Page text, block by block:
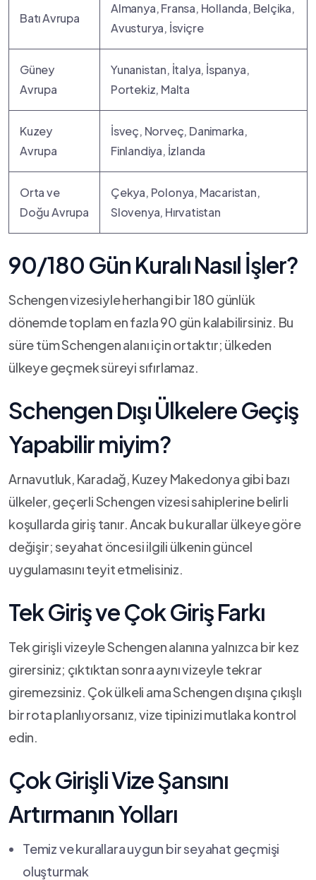
Batı Avrupa
Almanya, Fransa, Hollanda, Belçika,
Avusturya, İsviçre
Güney
Avrupa
Yunanistan, İtalya, İspanya,
Portekiz, Malta
Kuzey
Avrupa
İsveç, Norveç, Danimarka,
Finlandiya, İzlanda
Orta ve
Doğu Avrupa
Çekya, Polonya, Macaristan,
Slovenya, Hırvatistan
90/180 Gün Kuralı Nasıl İşler?
Schengen vizesiyle herhangi bir 180 günlük
dönemde toplam en fazla 90 gün kalabilirsiniz. Bu
süre tüm Schengen alanı için ortaktır; ülkeden
ülkeye geçmek süreyi sıfırlamaz.
Schengen Dışı Ülkelere Geçiş
Yapabilir miyim?
Arnavutluk, Karadağ, Kuzey Makedonya gibi bazı
ülkeler, geçerli Schengen vizesi sahiplerine belirli
koşullarda giriş tanır. Ancak bu kurallar ülkeye göre
değişir; seyahat öncesi ilgili ülkenin güncel
uygulamasını teyit etmelisiniz.
Tek Giriş ve Çok Giriş Farkı
Tek girişli vizeyle Schengen alanına yalnızca bir kez
girersiniz; çıktıktan sonra aynı vizeyle tekrar
giremezsiniz. Çok ülkeli ama Schengen dışına çıkışlı
bir rota planlıyorsanız, vize tipinizi mutlaka kontrol
edin.
Çok Girişli Vize Şansını
Artırmanın Yolları
Temiz ve kurallara uygun bir seyahat geçmişi
oluşturmak